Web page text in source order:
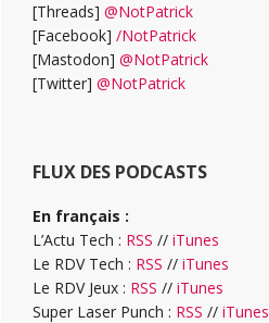
[Threads] @NotPatrick
[Facebook] /NotPatrick
[Mastodon] @NotPatrick
[Twitter] @NotPatrick
FLUX DES PODCASTS
En français :
L’Actu Tech : RSS // iTunes
Le RDV Tech : RSS // iTunes
Le RDV Jeux : RSS // iTunes
Super Laser Punch : RSS // iTunes